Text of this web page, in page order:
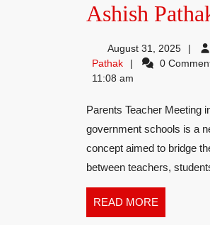
Ashish
August 31, 2025
PathakAshish
Pathak
0
11:08 am
Parents Teacher Meeting
government schools is a
concept aimed to bridge
between teachers,
READ MORE
MORE